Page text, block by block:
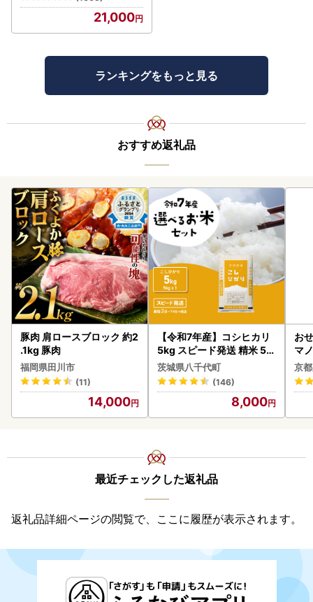
ー
21,000
ランキングをもっと見る
おすすめ返礼品
豚肉 肩ロースブロック 約2
.1kg 豚肉
福岡県田川市
(11)
14,000
【令和7年産】コシヒカリ
5kg スピード発送 精米 5k
g x 1袋 白米 茨城県 八千代
町
茨城県八千代町
(146)
8,000
お
マ
京
最近チェックした返礼品
返礼品詳細ページの閲覧で、ここに履歴が表示されます。